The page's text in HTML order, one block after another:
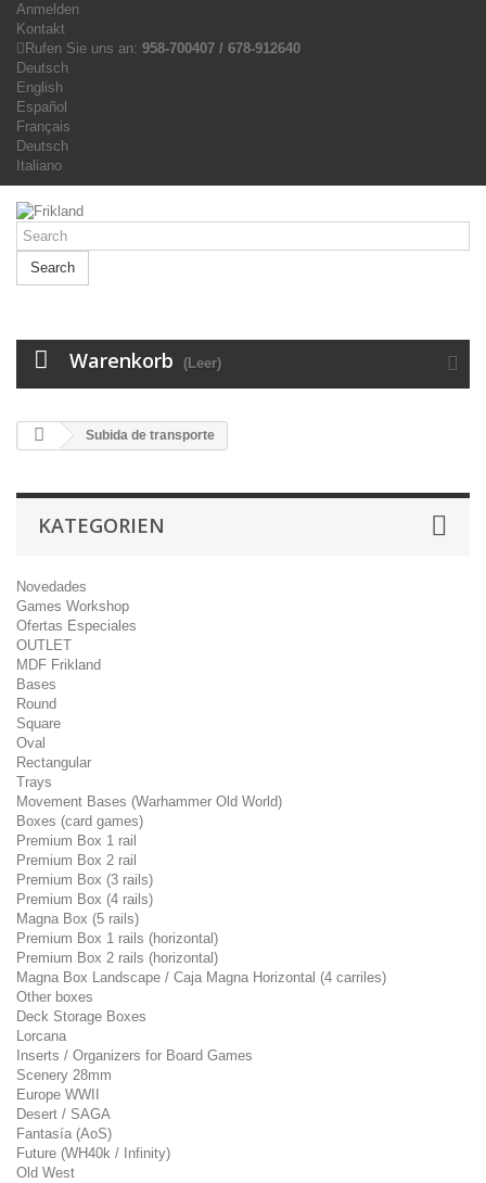
Anmelden
Kontakt
Rufen Sie uns an: 958-700407 / 678-912640
Deutsch
English
Español
Français
Deutsch
Italiano
Search
Warenkorb (Leer)
Subida de transporte
KATEGORIEN
Novedades
Games Workshop
Ofertas Especiales
OUTLET
MDF Frikland
Bases
Round
Square
Oval
Rectangular
Trays
Movement Bases (Warhammer Old World)
Boxes (card games)
Premium Box 1 rail
Premium Box 2 rail
Premium Box (3 rails)
Premium Box (4 rails)
Magna Box (5 rails)
Premium Box 1 rails (horizontal)
Premium Box 2 rails (horizontal)
Magna Box Landscape / Caja Magna Horizontal (4 carriles)
Other boxes
Deck Storage Boxes
Lorcana
Inserts / Organizers for Board Games
Scenery 28mm
Europe WWII
Desert / SAGA
Fantasía (AoS)
Future (WH40k / Infinity)
Old West